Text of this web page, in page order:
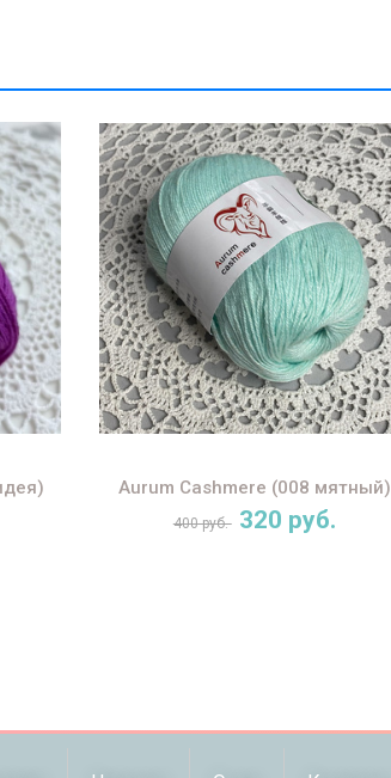
Aurum Cashmere (008 мятный)
400 руб. 320 руб.